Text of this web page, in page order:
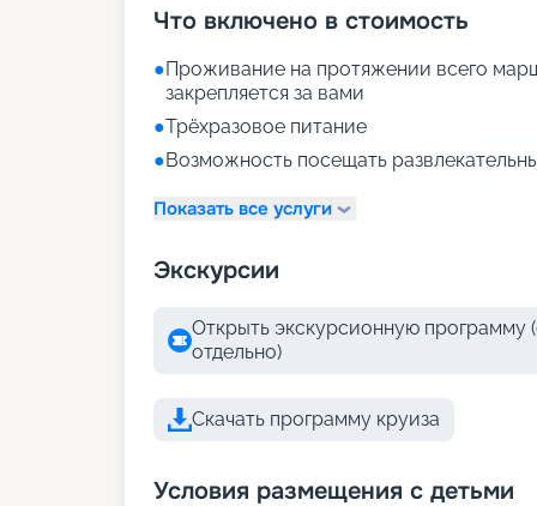
Что включено в стоимость
●Проживание на протяжении всего
закрепляется за вами
●Трёхразовое питание
●Возможность посещать
Показать все услуги
Экскурсии
Открыть экскурсионную программу
отдельно)
Скачать программу круиза
Условия размещения с детьми